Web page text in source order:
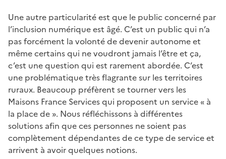
Une autre particularité est que le public concerné par
l’inclusion numérique est âgé. C’est un public qui n’a
pas forcément la volonté de devenir autonome et
même certains qui ne voudront jamais l’être et ça,
c’est une question qui est rarement abordée. C’est
une problématique très flagrante sur les territoires
ruraux. Beaucoup préfèrent se tourner vers les
Maisons France Services qui proposent un service « à
la place de ». Nous réfléchissons à différentes
solutions afin que ces personnes ne soient pas
complètement dépendantes de ce type de service et
arrivent à avoir quelques notions.